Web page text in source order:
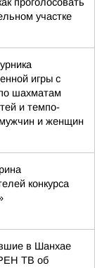
участке
игры с
шахматам
и темпо-
и женщин
конкурса
в Шанхае
ТВ об